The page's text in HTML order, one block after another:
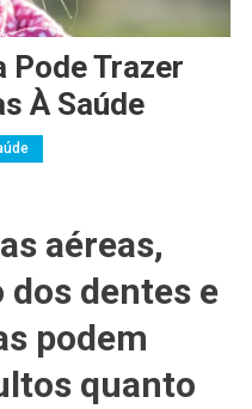
Pode Trazer
À Saúde
aéreas,
dentes e
podem
quanto